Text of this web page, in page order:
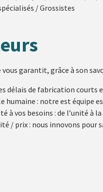
/ Grossistes
garantit, grâce à son
délais de fabrication courts
humaine : notre est équipe
à vos besoins : de l’unité à
/ prix : nous innovons pour